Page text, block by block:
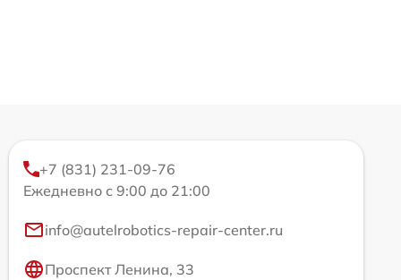
+7 (831) 231-09-76
Ежедневно с 9:00 до 21:00
info@autelrobotics-repair-center.ru
Проспект Ленина, 33